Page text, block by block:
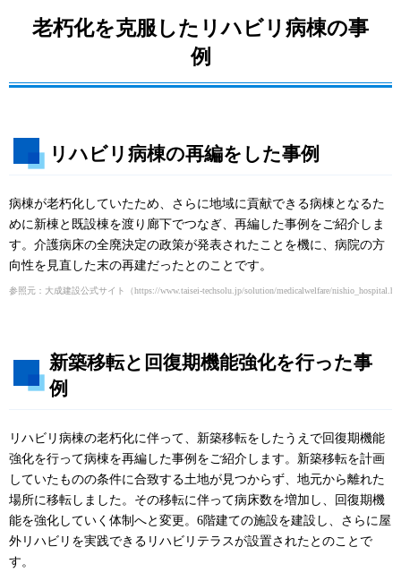
老朽化を克服したリハビリ病棟の事
例
リハビリ病棟の再編をした事例
病棟が老朽化していたため、さらに地域に貢献できる病棟となるた
めに新棟と既設棟を渡り廊下でつなぎ、再編した事例をご紹介しま
す。介護病床の全廃決定の政策が発表されたことを機に、病院の方
向性を見直した末の再建だったとのことです。
参照元：大成建設公式サイト （https://www.taisei-techsolu.jp/solution/medicalwelfare/
新築移転と回復期機能強化を行った事
例
リハビリ病棟の老朽化に伴って、新築移転をしたうえで回復期機能
強化を行って病棟を再編した事例をご紹介します。新築移転を計画
していたものの条件に合致する土地が見つからず、地元から離れた
場所に移転しました。その移転に伴って病床数を増加し、回復期機
能を強化していく体制へと変更。6階建ての施設を建設し、さらに屋
外リハビリを実践できるリハビリテラスが設置されたとのことで
す。